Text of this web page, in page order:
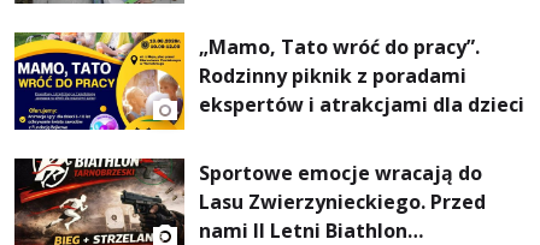
„Mamo, Tato wróć do pracy”.
Rodzinny piknik z poradami
ekspertów i atrakcjami dla dzieci
Sportowe emocje wracają do
Lasu Zwierzynieckiego. Przed
nami II Letni Biathlon